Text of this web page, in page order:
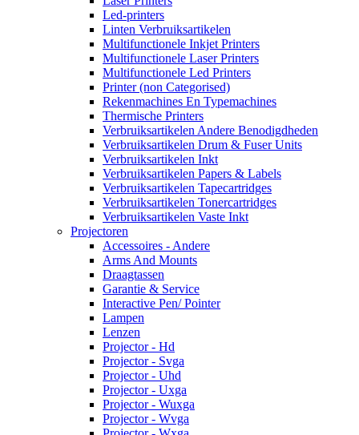
Led-printers
Linten Verbruiksartikelen
Multifunctionele Inkjet Printers
Multifunctionele Laser Printers
Multifunctionele Led Printers
Printer (non Categorised)
Rekenmachines En Typemachines
Thermische Printers
Verbruiksartikelen Andere Benodigdheden
Verbruiksartikelen Drum & Fuser Units
Verbruiksartikelen Inkt
Verbruiksartikelen Papers & Labels
Verbruiksartikelen Tapecartridges
Verbruiksartikelen Tonercartridges
Verbruiksartikelen Vaste Inkt
Projectoren
Accessoires - Andere
Arms And Mounts
Draagtassen
Garantie & Service
Interactive Pen/ Pointer
Lampen
Lenzen
Projector - Hd
Projector - Svga
Projector - Uhd
Projector - Uxga
Projector - Wuxga
Projector - Wvga